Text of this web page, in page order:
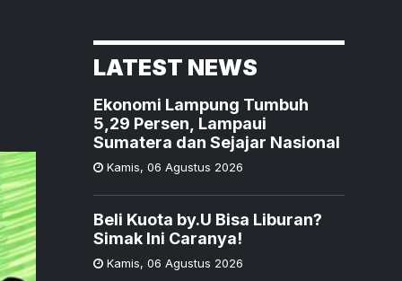
LATEST NEWS
Ekonomi Lampung Tumbuh
5,29 Persen, Lampaui
Sumatera dan Sejajar Nasional
Kamis, 06 Agustus 2026
Beli Kuota by.U Bisa Liburan?
Simak Ini Caranya!
Kamis, 06 Agustus 2026